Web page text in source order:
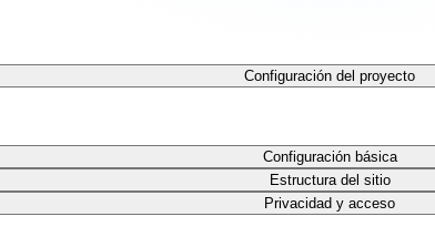
Configuración del proyecto
Configuración básica
Estructura del sitio
Privacidad y acceso